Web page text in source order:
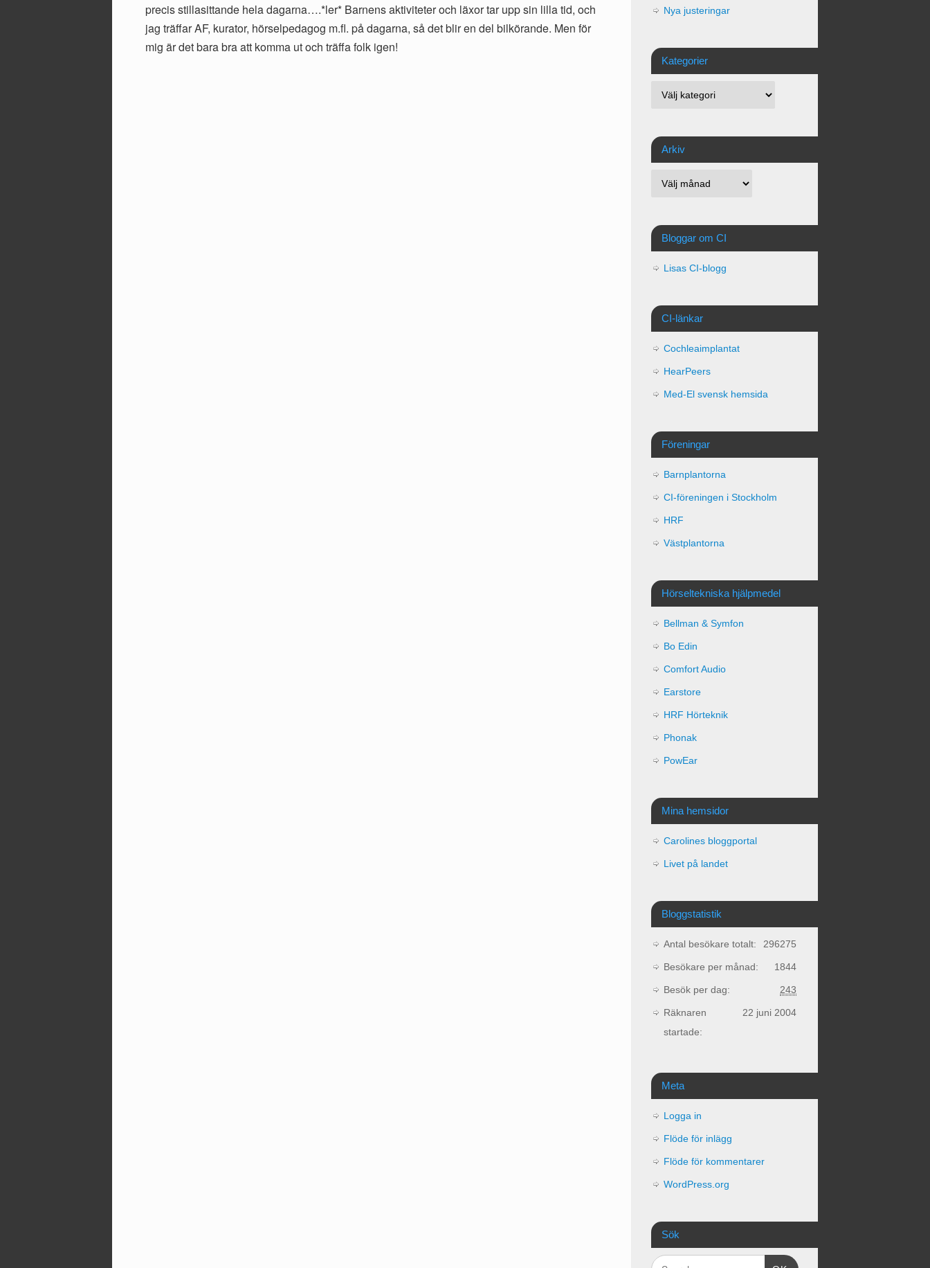
precis stillasittande hela dagarna….*ler* Barnens aktiviteter och läxor tar upp sin lilla tid, och
jag träffar AF, kurator, hörselpedagog m.fl. på dagarna, så det blir en del bilkörande. Men för
mig är det bara bra att komma ut och träffa folk igen!
Nya justeringar
Kategorier
Arkiv
Bloggar om CI
Lisas CI-blogg
CI-länkar
Cochleaimplantat
HearPeers
Med-El svensk hemsida
Föreningar
Barnplantorna
CI-föreningen i Stockholm
HRF
Västplantorna
Hörseltekniska hjälpmedel
Bellman & Symfon
Bo Edin
Comfort Audio
Earstore
HRF Hörteknik
Phonak
PowEar
Mina hemsidor
Carolines bloggportal
Livet på landet
Bloggstatistik
296275
Antal besökare totalt:
1844
Besökare per månad:
243
Besök per dag:
22 juni 2004
Räknaren
startade:
Meta
Logga in
Flöde för inlägg
Flöde för kommentarer
WordPress.org
Sök